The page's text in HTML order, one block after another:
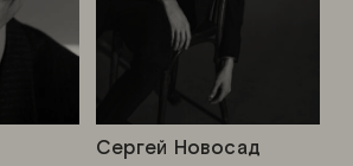
Сергей Новосад